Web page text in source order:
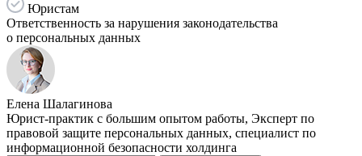
Юристам
Ответственность за нарушения законодательства
о персональных данных
Елена Шалагинова
Юрист-практик с большим опытом работы, Эксперт по
правовой защите персональных данных, специалист по
информационной безопасности холдинга